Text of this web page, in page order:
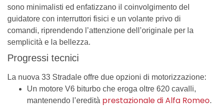
sono minimalisti ed enfatizzano il coinvolgimento del
guidatore con interruttori fisici e un volante privo di
comandi, riprendendo l’attenzione dell’originale per la
semplicità e la bellezza.
Progressi tecnici
La nuova 33 Stradale offre due opzioni di motorizzazione:
Un motore V6 biturbo che eroga oltre 620 cavalli,
mantenendo l’eredità prestazionale di Alfa Romeo.